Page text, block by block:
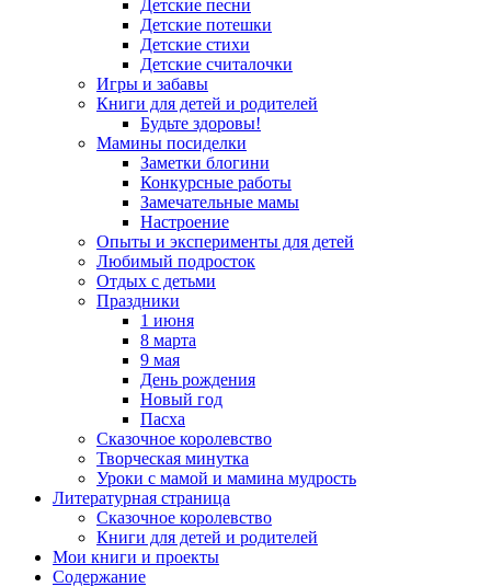
Детские песни
Детские потешки
Детские стихи
Детские считалочки
Игры и забавы
Книги для детей и родителей
Будьте здоровы!
Мамины посиделки
Заметки блогини
Конкурсные работы
Замечательные мамы
Настроение
Опыты и эксперименты для детей
Любимый подросток
Отдых с детьми
Праздники
1 июня
8 марта
9 мая
День рождения
Новый год
Пасха
Сказочное королевство
Творческая минутка
Уроки с мамой и мамина мудрость
Литературная страница
Сказочное королевство
Книги для детей и родителей
Мои книги и проекты
Содержание